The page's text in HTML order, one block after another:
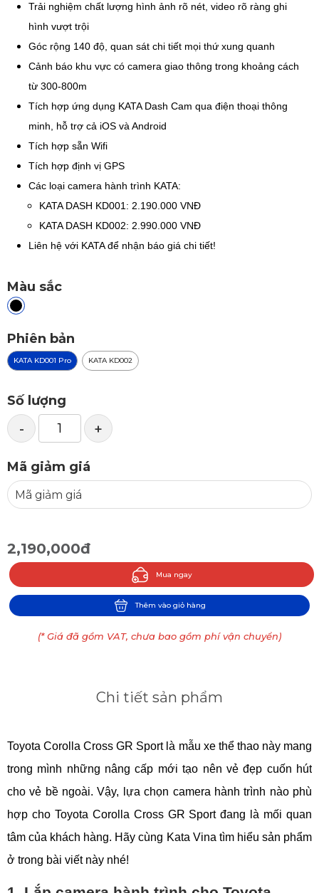
Trải nghiệm chất lượng hình ảnh rõ nét, video rõ ràng ghi
hình vượt trội
Góc rộng 140 độ, quan sát chi tiết mọi thứ xung quanh
Cảnh báo khu vực có camera giao thông trong khoảng cách
từ 300-800m
Tích hợp ứng dụng KATA Dash Cam qua điện thoại thông
minh, hỗ trợ cả iOS và Android
Tích hợp sẵn Wifi
Tích hợp định vị GPS
Các loại camera hành trình KATA:
KATA DASH KD001: 2.190.000 VNĐ
KATA DASH KD002: 2.990.000 VNĐ
Liên hệ với KATA để nhận báo giá chi tiết!
Màu sắc
Phiên bản
KATA KD001 Pro KATA KD002
Số lượng
- +
Mã giảm giá
2,190,000đ
Mua ngay
Thêm vào giỏ hàng
(* Giá đã gồm VAT, chưa bao gồm phí vận chuyển)
Chi tiết sản phẩm
Toyota Corolla Cross GR Sport là mẫu xe thể thao này mang
trong mình những nâng cấp mới tạo nên vẻ đẹp cuốn hút
cho vẻ bề ngoài. Vậy, lựa chọn camera hành trình nào phù
hợp cho Toyota Corolla Cross GR Sport đang là mối quan
tâm của khách hàng. Hãy cùng Kata Vina tìm hiểu sản phẩm
ở trong bài viết này nhé!